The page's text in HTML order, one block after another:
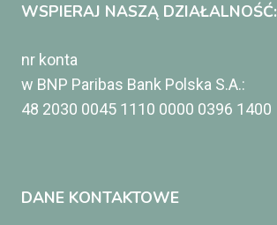
WSPIERAJ NASZĄ DZIAŁALNOŚĆ:
nr konta
w BNP Paribas Bank Polska S.A.:
48 2030 0045 1110 0000 0396 1400
DANE KONTAKTOWE